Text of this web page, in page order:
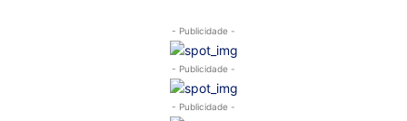
- Publicidade -
- Publicidade -
- Publicidade -